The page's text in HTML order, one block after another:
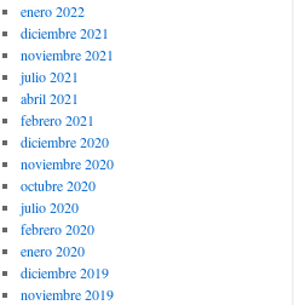
enero 2022
diciembre 2021
noviembre 2021
julio 2021
abril 2021
febrero 2021
diciembre 2020
noviembre 2020
octubre 2020
julio 2020
febrero 2020
enero 2020
diciembre 2019
noviembre 2019